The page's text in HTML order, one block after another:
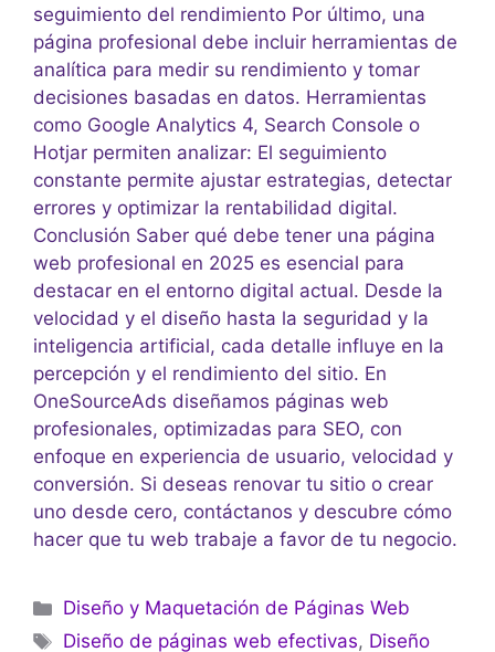
seguimiento del rendimiento Por último, una
página profesional debe incluir herramientas de
analítica para medir su rendimiento y tomar
decisiones basadas en datos. Herramientas
como Google Analytics 4, Search Console o
Hotjar permiten analizar: El seguimiento
constante permite ajustar estrategias, detectar
errores y optimizar la rentabilidad digital.
Conclusión Saber qué debe tener una página
web profesional en 2025 es esencial para
destacar en el entorno digital actual. Desde la
velocidad y el diseño hasta la seguridad y la
inteligencia artificial, cada detalle influye en la
percepción y el rendimiento del sitio. En
OneSourceAds diseñamos páginas web
profesionales, optimizadas para SEO, con
enfoque en experiencia de usuario, velocidad y
conversión. Si deseas renovar tu sitio o crear
uno desde cero, contáctanos y descubre cómo
hacer que tu web trabaje a favor de tu negocio.
Diseño y Maquetación de Páginas Web
Diseño de páginas web efectivas, Diseño